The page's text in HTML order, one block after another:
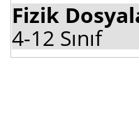
Fizik
4-12 Sınıf